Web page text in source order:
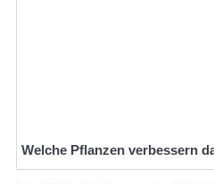
Welche Pflanzen verbessern